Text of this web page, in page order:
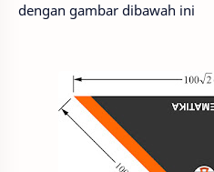
dengan gambar dibawah ini